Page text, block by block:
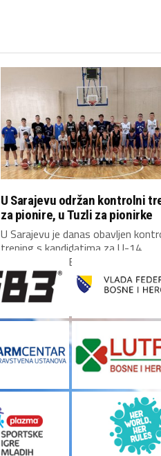
U Sarajevu održan kontrolni
za pionire, u Tuzli za pionirke
U Sarajevu je danas obavljen
trening s kandidatima za U-14
reprezentaciju Bosne i...